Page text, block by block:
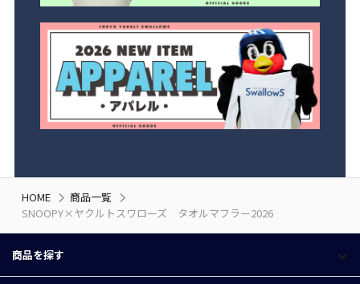
HOME
商品一覧
SNOOPY×ヤクルトスワローズ タオルマフラー2026
商品を探す